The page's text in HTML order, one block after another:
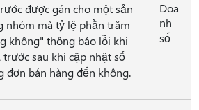
được gán cho một sản
nhóm mà tỷ lệ phần trăm
không" thông báo lỗi khi
sau khi cập nhật số
đơn bán hàng đến không.
Doa
nh
số